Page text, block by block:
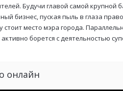
Будучи главой самой крупной
бизнес, пуская пыль в глаза
место мэра города.
борется с деятельностью
онлайн